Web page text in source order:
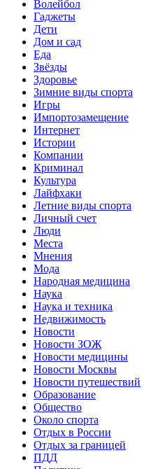
Волейбол
Гаджеты
Дети
Дом и сад
Еда
Звёзды
Здоровье
Зимние виды спорта
Игры
Импортозамещение
Интернет
Истории
Компании
Криминал
Культура
Лайфхаки
Летние виды спорта
Личный счет
Люди
Места
Мнения
Мода
Народная медицина
Наука
Наука и техника
Недвижимость
Новости
Новости ЗОЖ
Новости медицины
Новости Москвы
Новости путешествий
Образование
Общество
Около спорта
Отдых в России
Отдых за границей
ПДД